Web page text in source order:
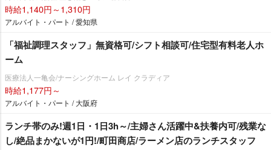
時給1,140円～1,310円
アルバイト・パート / 愛知県
「福祉調理スタッフ」無資格可/シフト相談可/住宅型有料老人ホ
ーム
医療法人一亀会/ナーシングホーム レイ クラディア
時給1,177円～
アルバイト・パート / 大阪府
ランチ帯のみ!週1日・1日3h～/主婦さん活躍中&扶養内可/残業な
し/絶品まかないが1円!/町田商店/ラーメン店のランチスタッフ